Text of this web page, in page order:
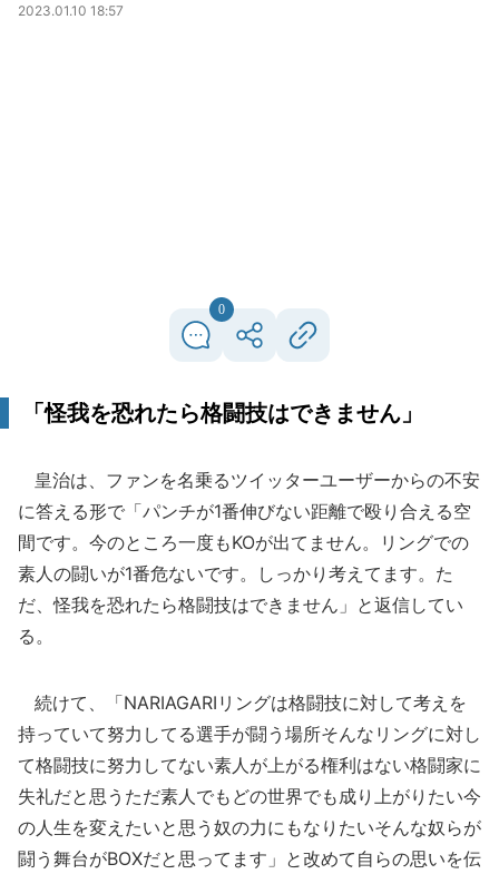
2023.01.10 18:57
0
「怪我を恐れたら格闘技はできません」
皇治は、ファンを名乗るツイッターユーザーからの不安
に答える形で「パンチが1番伸びない距離で殴り合える空
間です。今のところ一度もKOが出てません。リングでの
素人の闘いが1番危ないです。しっかり考えてます。た
だ、怪我を恐れたら格闘技はできません」と返信してい
る。
続けて、「NARIAGARIリングは格闘技に対して考えを
持っていて努力してる選手が闘う場所そんなリングに対し
て格闘技に努力してない素人が上がる権利はない格闘家に
失礼だと思うただ素人でもどの世界でも成り上がりたい今
の人生を変えたいと思う奴の力にもなりたいそんな奴らが
闘う舞台がBOXだと思ってます」と改めて自らの思いを伝